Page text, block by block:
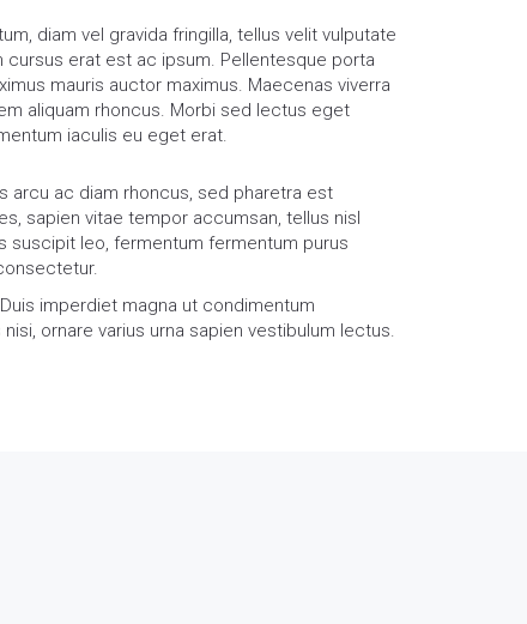
diam vel gravida fringilla, tellus velit vulputate
cursus erat est ac ipsum. Pellentesque porta
mauris auctor maximus. Maecenas viverra
aliquam rhoncus. Morbi sed lectus eget
iaculis eu eget erat.
arcu ac diam rhoncus, sed pharetra est
sapien vitae tempor accumsan, tellus nisl
suscipit leo, fermentum fermentum purus
imperdiet magna ut condimentum
ornare varius urna sapien vestibulum lectus.